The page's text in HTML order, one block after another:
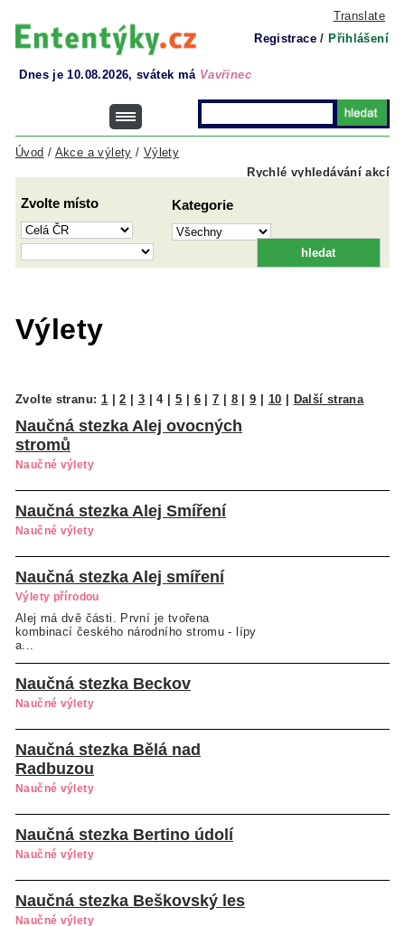
Translate
Registrace / Přihlášení
Dnes je 10.08.2026, svátek má Vavřinec
Rychlé vyhledávání akcí
Úvod / Akce a výlety / Výlety
Zvolte místo Kategorie
Výlety
Zvolte stranu: 1 |2 | 3 |4| 5 | 6|7 | 8|9 | 10 | Další strana
Naučná stezka Alej ovocných
stromů
Naučné výlety
Naučná stezka Alej Smíření
Naučné výlety
Naučná stezka Alej smíření
Výlety přírodou
Alej má dvě části. První je tvořena
kombinací českého národního stromu - lípy
a...
Naučná stezka Beckov
Naučné výlety
Naučná stezka Bělá nad
Radbuzou
Naučné výlety
Naučná stezka Bertino údolí
Naučné výlety
Naučná stezka Beškovský les
Naučné výlety